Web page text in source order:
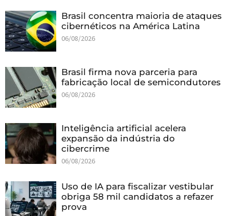
Brasil concentra maioria de ataques
cibernéticos na América Latina
06/08/2026
Brasil firma nova parceria para
fabricação local de semicondutores
06/08/2026
Inteligência artificial acelera
expansão da indústria do
cibercrime
06/08/2026
Uso de IA para fiscalizar vestibular
obriga 58 mil candidatos a refazer
prova